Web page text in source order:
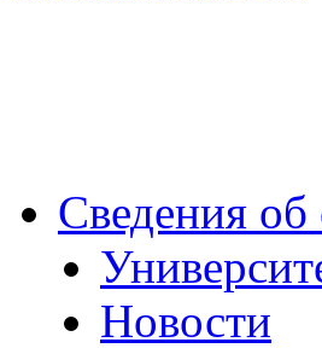
Сведения об
Новости